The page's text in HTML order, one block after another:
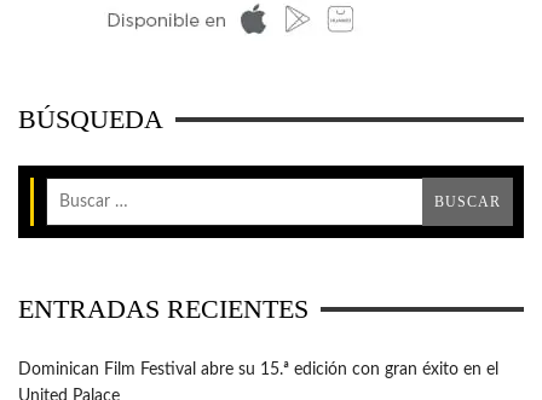
BÚSQUEDA
ENTRADAS RECIENTES
Dominican Film Festival abre su 15.ª edición con gran éxito en el
United Palace